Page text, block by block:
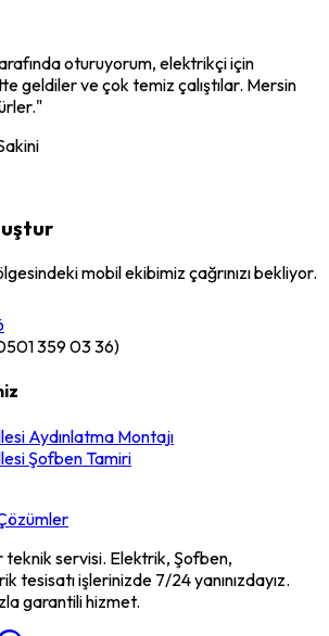
oturuyorum, elektrikçiiçin
geldiler ve çok temiz çalıştılar. Mersin
mobil ekibimiz çağrınızı bekliyor.
359 03 36)
Aydınlatma Montajı
Şofben Tamiri
teknik servisi. Elektrik, Şofben,
tesisatı işlerinizde 7/24 yanınızdayız.
garantili hizmet.